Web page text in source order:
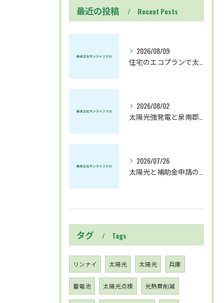
最近の投稿 Recent Posts
2026/08/09
2026/08/02
2026/07/26
タグ Tags
リンナイ 太陽光 太陽光 兵庫
蓄電池 太陽光点検 光熱費削減